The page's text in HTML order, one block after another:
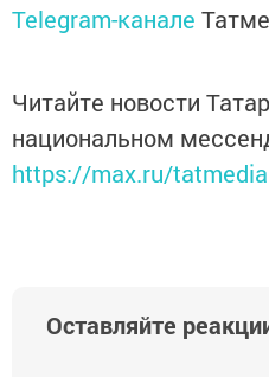
Telegram-канале
Читайте новости
национальном
https://max.ru/tatmedia
Оставляйте